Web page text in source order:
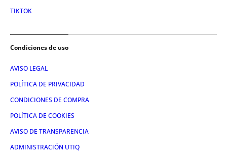
TIKTOK
Condiciones de uso
AVISO LEGAL
POLÍTICA DE PRIVACIDAD
CONDICIONES DE COMPRA
POLÍTICA DE COOKIES
AVISO DE TRANSPARENCIA
ADMINISTRACIÓN UTIQ